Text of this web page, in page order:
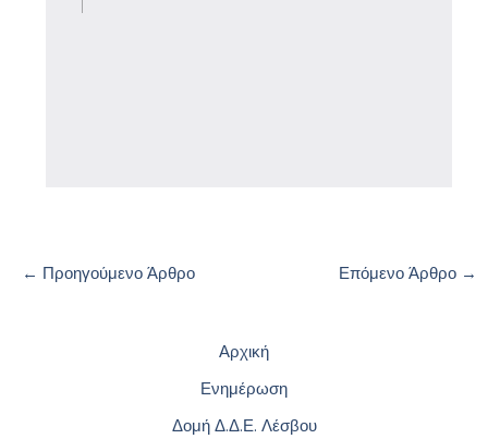
← Προηγούμενο Άρθρο Επόμενο Άρθρο →
Αρχική
Ενημέρωση
Δομή Δ.Δ.Ε. Λέσβου